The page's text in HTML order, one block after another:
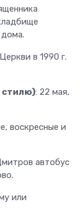
в 1990 г.
стилю): 22 мая,
воскресные и
автобус
или